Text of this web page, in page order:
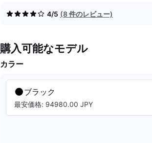
4/5 (8 件のレビュー)
購入可能なモデル
カラー
ブラック
最安価格: 94980.00 JPY